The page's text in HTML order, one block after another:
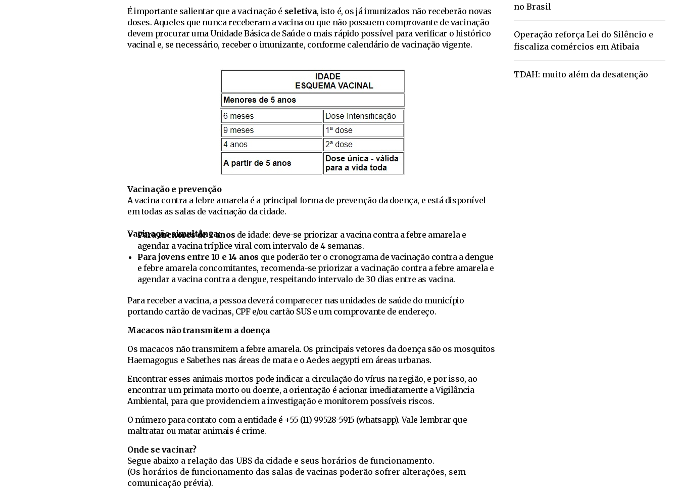
É importante salientar que a vacinação é seletiva, isto é, os já imunizados não receberão novas
doses. Aqueles que nunca receberam a vacina ou que não possuem comprovante de vacinação
devem procurar uma Unidade Básica de Saúde o mais rápido possível para verificar o histórico
vacinal e, se necessário, receber o imunizante, conforme calendário de vacinação vigente.
Vacinação e prevenção
A vacina contra a febre amarela é a principal forma de prevenção da doença, e está disponível
em todas as salas de vacinação da cidade.
Vacinação simultânea:
Paramenores de 2 anos de idade: deve-se priorizar a vacina contra a febre amarela e
agendar a vacina tríplice viral com intervalo de 4 semanas.
Para jovens entre 10 e 14 anos que poderão ter o cronograma de vacinação contra a dengue
e febre amarela concomitantes, recomenda-se priorizar a vacinação contra a febre amarela e
agendar a vacina contra a dengue, respeitando intervalo de 30 dias entre as vacina.
Para receber a vacina, a pessoa deverá comparecer nas unidades de saúde do município
portando cartão de vacinas, CPF e/ou cartão SUS e um comprovante de endereço.
Macacos não transmitem a doença
Os macacos não transmitem a febre amarela. Os principais vetores da doença são os mosquitos
Haemagogus e Sabethes nas áreas de mata e o Aedes aegypti em áreas urbanas.
Encontrar esses animais mortos pode indicar a circulação do vírus na região, e por isso, ao
encontrar um primata morto ou doente, a orientação é acionar imediatamente a Vigilância
Ambiental, para que providenciem a investigação e monitorem possíveis riscos.
O número para contato com a entidade é +55 (11) 99528-5915 (whatsapp). Vale lembrar que
maltratar ou matar animais é crime.
Onde se vacinar?
Segue abaixo a relação das UBS da cidade e seus horários de funcionamento.
(Os horários de funcionamento das salas de vacinas poderão sofrer alterações, sem
comunicação prévia).
no Brasil
Operação reforça Lei do Silêncio e
fiscaliza comércios em Atibaia
TDAH: muito além da desatenção